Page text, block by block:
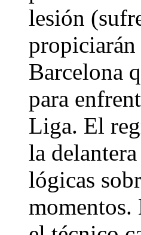
lesión
propiciarán
Barcelona
para
Liga. El
la
lógicas